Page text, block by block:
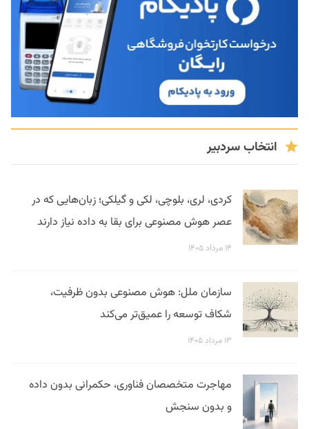
انتخاب سردبیر
کردی، لری، بلوچی، لکی و گیلکی؛ زبان‌هایی که در
عصر هوش مصنوعی برای بقا به داده نیاز دارند
۱۴ مرداد ۱۴۰۵
سازمان ملل: هوش مصنوعی بدون ظرفیت،
شکاف توسعه را عمیق‌تر می‌کند
۱۳ مرداد ۱۴۰۵
مهاجرت متخصصان فناوری، حکمرانی بدون داده
و بدون سنجش